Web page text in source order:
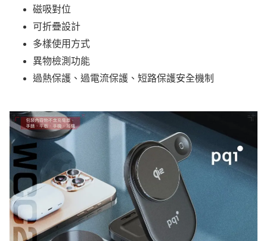
磁吸對位
可折疊設計
多樣使用方式
異物檢測功能
過熱保護、過電流保護、短路保護安全機制